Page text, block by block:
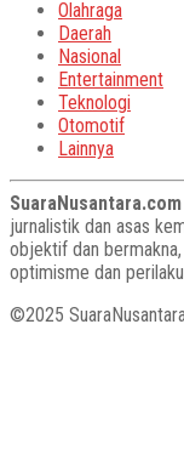
Olahraga
Daerah
Nasional
Entertainment
Teknologi
Otomotif
Lainnya
SuaraNusantara.com
jurnalistik dan asas
objektif dan
optimisme dan
©2025